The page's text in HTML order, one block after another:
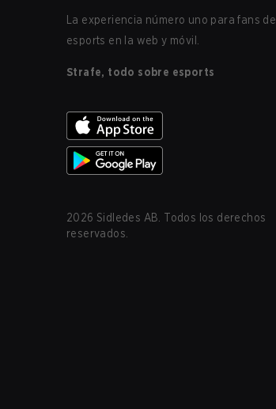
La experiencia número uno para fans de
esports en la web y móvil.
Strafe, todo sobre esports
2026 Sidledes AB. Todos los derechos
reservados.